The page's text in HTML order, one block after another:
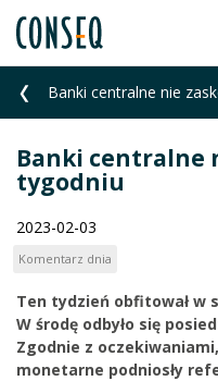
Banki centralne
tygodniu
2023-02-03
Komentarz dnia
Ten tydzień obfitował w
W środę odbyło się
Zgodnie z
monetarne podniosły